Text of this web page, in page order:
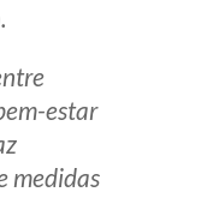
000
estar
medidas